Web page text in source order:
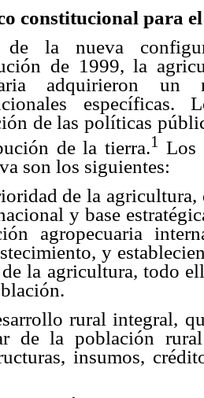
constitucional para
de la nueva
de 1999, la
adquirieron
de las políticas
de la tierra.1 Los
son los siguientes:
de la
y base
agropecuaria
y
la agricultura, todo
rural integral,
de la población
insumos,